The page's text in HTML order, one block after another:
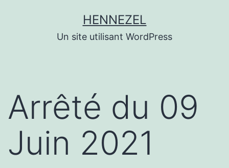
HENNEZEL
Un site utilisant WordPress
Arrêté du 09
Juin 2021